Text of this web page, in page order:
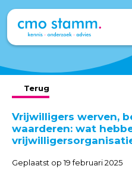
Terug
Vrijwilligers werven,
waarderen: wat
Geplaatst op 19 februari 2025